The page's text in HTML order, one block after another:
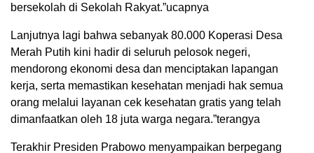
bersekolah di Sekolah Rakyat.”ucapnya
Lanjutnya lagi bahwa sebanyak 80.000 Koperasi Desa
Merah Putih kini hadir di seluruh pelosok negeri,
mendorong ekonomi desa dan menciptakan lapangan
kerja, serta memastikan kesehatan menjadi hak semua
orang melalui layanan cek kesehatan gratis yang telah
dimanfaatkan oleh 18 juta warga negara.”terangya
Terakhir Presiden Prabowo menyampaikan berpegang